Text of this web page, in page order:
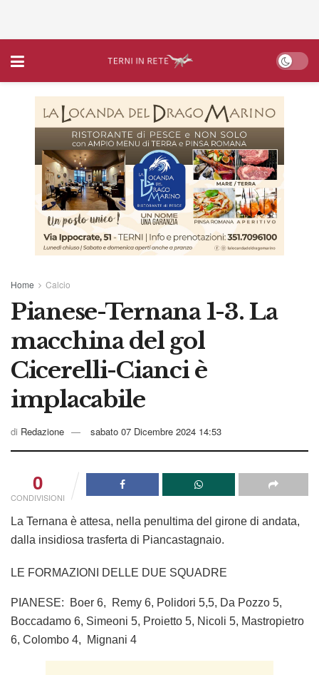
Home Calcio
Pianese-Ternana 1-3. La
macchina del gol
Cicerelli-Cianci è
implacabile
di Redazione sabato 07 Dicembre 2024 14:53
0
CONDIVISIONI
La Ternana è attesa, nella penultima del girone di andata,
dalla insidiosa trasferta di Piancastagnaio.
LE FORMAZIONI DELLE DUE SQUADRE
PIANESE: Boer 6, Remy 6, Polidori 5,5, Da Pozzo 5,
Boccadamo 6, Simeoni 5, Proietto 5, Nicoli 5, Mastropietro
6, Colombo 4, Mignani 4